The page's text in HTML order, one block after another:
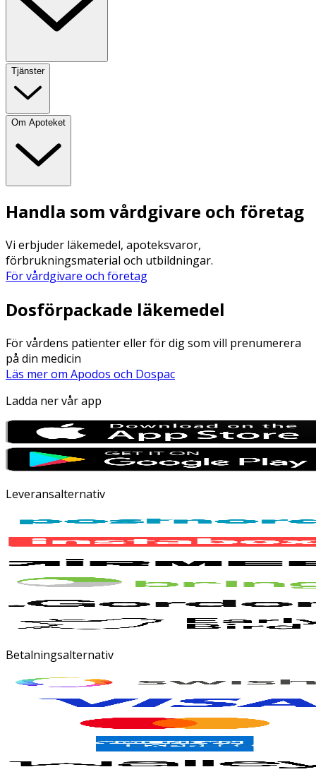
Tjänster
Om Apoteket
Handla som vårdgivare och företag
Vi erbjuder läkemedel, apoteksvaror,
förbrukningsmaterial och utbildningar.
För vårdgivare och företag
Dosförpackade läkemedel
För vårdens patienter eller för dig som vill prenumerera
på din medicin
Läs mer om Apodos och Dospac
Ladda ner vår app
Leveransalternativ
Betalningsalternativ